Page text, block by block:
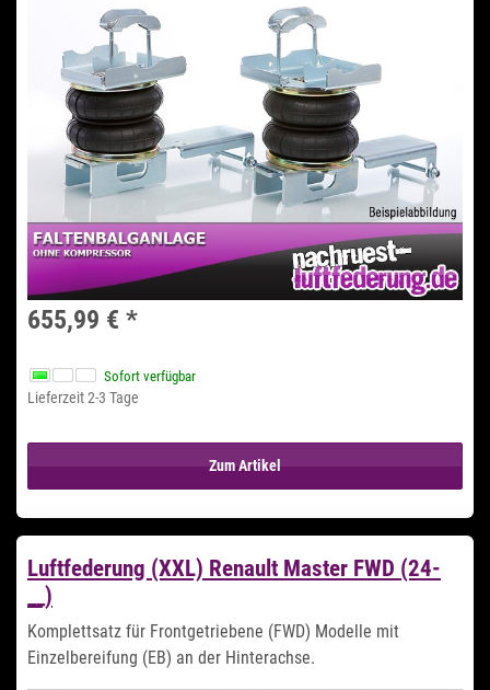
655,99 € *
Sofort verfügbar
Lieferzeit 2-3 Tage
Zum Artikel
Luftfederung (XXL) Renault Master FWD (24-
__)
Komplettsatz für Frontgetriebene (FWD) Modelle mit
Einzelbereifung (EB) an der Hinterachse.